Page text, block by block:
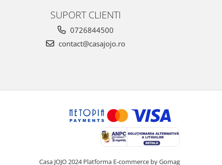
SUPORT CLIENTI
0726844500
contact@casajojo.ro
Casa JOJO 2024Platforma E-commerce by Gomag